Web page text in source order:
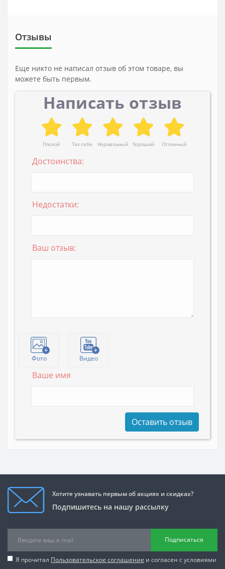
Отзывы
Еще никто не написал отзыв об этом товаре, вы
можете быть первым.
Написать отзыв
Плохой Так себе Нормальный Хороший Отличный
Достоинства:
Недостатки:
Ваш отзыв:
Фото Видео
Ваше имя
Оставить отзыв
Хотите узнавать первым об акциях и скидках?
Подпишитесь на нашу рассылку
Подписаться
Я прочитал Пользовательское соглашение и согласен с условиями